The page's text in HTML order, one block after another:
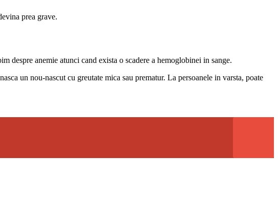
prea grave.
despre anemie atunci cand exista o scadere a hemoglobinei in sange.
un nou-nascut cu greutate mica sau prematur. La persoanele in varsta, poate